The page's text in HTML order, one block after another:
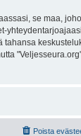
se maa,
tahansa
Poista